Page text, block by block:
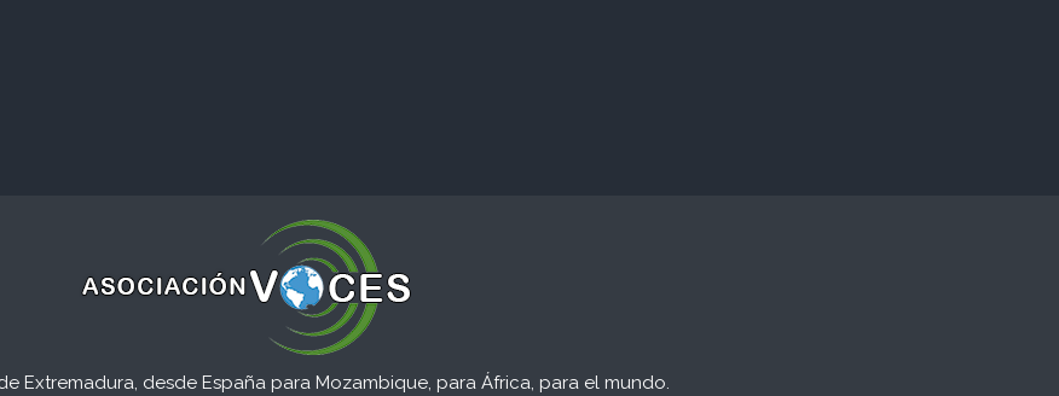
Extremadura, desde España para Mozambique, para África, para el mundo.